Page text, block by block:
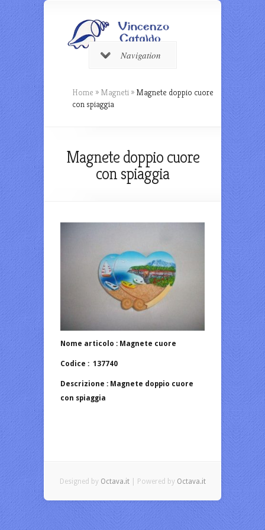
Navigation
Home » Magneti » Magnete doppio cuore
con spiaggia
Magnete doppio cuore
con spiaggia
Nome articolo : Magnete cuore
Codice : 137740
Descrizione : Magnete doppio cuore
con spiaggia
Designed by Octava.it| Powered by Octava.it